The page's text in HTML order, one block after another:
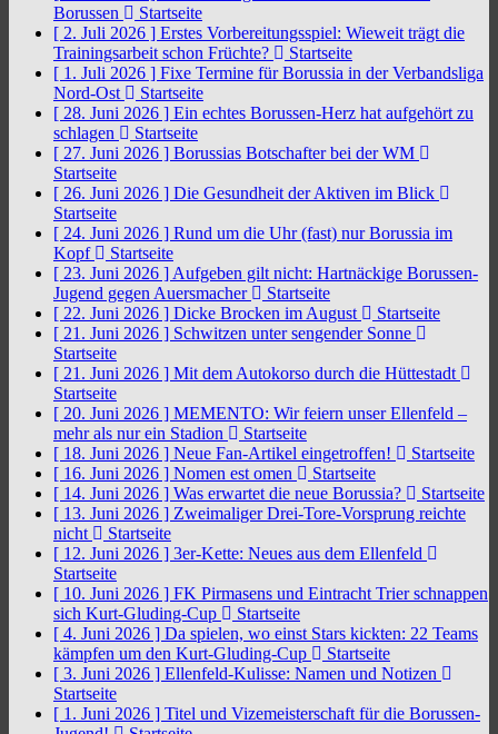
Borussen
Startseite
[ 2. Juli 2026 ] Erstes Vorbereitungsspiel: Wieweit trägt die
Trainingsarbeit schon Früchte?
Startseite
[ 1. Juli 2026 ] Fixe Termine für Borussia in der Verbandsliga
Nord-Ost
Startseite
[ 28. Juni 2026 ] Ein echtes Borussen-Herz hat aufgehört zu
schlagen
Startseite
[ 27. Juni 2026 ] Borussias Botschafter bei der WM
Startseite
[ 26. Juni 2026 ] Die Gesundheit der Aktiven im Blick
Startseite
[ 24. Juni 2026 ] Rund um die Uhr (fast) nur Borussia im
Kopf
Startseite
[ 23. Juni 2026 ] Aufgeben gilt nicht: Hartnäckige Borussen-
Jugend gegen Auersmacher
Startseite
[ 22. Juni 2026 ] Dicke Brocken im August
Startseite
[ 21. Juni 2026 ] Schwitzen unter sengender Sonne
Startseite
[ 21. Juni 2026 ] Mit dem Autokorso durch die Hüttestadt
Startseite
[ 20. Juni 2026 ] MEMENTO: Wir feiern unser Ellenfeld –
mehr als nur ein Stadion
Startseite
[ 18. Juni 2026 ] Neue Fan-Artikel eingetroffen!
Startseite
[ 16. Juni 2026 ] Nomen est omen
Startseite
[ 14. Juni 2026 ] Was erwartet die neue Borussia?
Startseite
[ 13. Juni 2026 ] Zweimaliger Drei-Tore-Vorsprung reichte
nicht
Startseite
[ 12. Juni 2026 ] 3er-Kette: Neues aus dem Ellenfeld
Startseite
[ 10. Juni 2026 ] FK Pirmasens und Eintracht Trier schnappen
sich Kurt-Gluding-Cup
Startseite
[ 4. Juni 2026 ] Da spielen, wo einst Stars kickten: 22 Teams
kämpfen um den Kurt-Gluding-Cup
Startseite
[ 3. Juni 2026 ] Ellenfeld-Kulisse: Namen und Notizen
Startseite
[ 1. Juni 2026 ] Titel und Vizemeisterschaft für die Borussen-